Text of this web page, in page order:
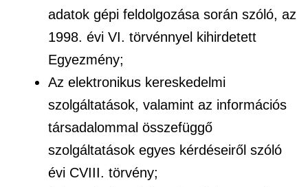
adatok gépi feldolgozása során szóló, az
1998. évi VI. törvénnyel kihirdetett
Egyezmény;
Az elektronikus kereskedelmi
szolgáltatások, valamint az információs
társadalommal összefüggő
szolgáltatások egyes kérdéseiről szóló
évi CVIII. törvény;